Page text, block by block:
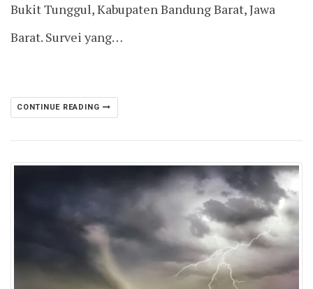
Bukit Tunggul, Kabupaten Bandung Barat, Jawa
Barat. Survei yang…
CONTINUE READING